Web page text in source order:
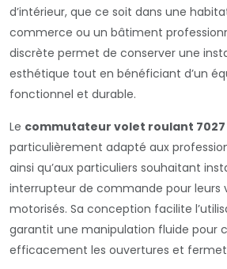
d’intérieur, que ce soit dans une
commerce ou un bâtiment
discrète permet de conserver une
esthétique tout en bénéficiant d’un
fonctionnel et durable.
Le commutateur volet roulant 7027
particulièrement adapté aux
ainsi qu’aux particuliers souhaitant
interrupteur de commande pour leurs
motorisés. Sa conception facilite
garantit une manipulation fluide pour
efficacement les ouvertures et